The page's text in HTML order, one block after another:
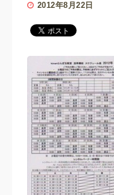
2012年8月22日